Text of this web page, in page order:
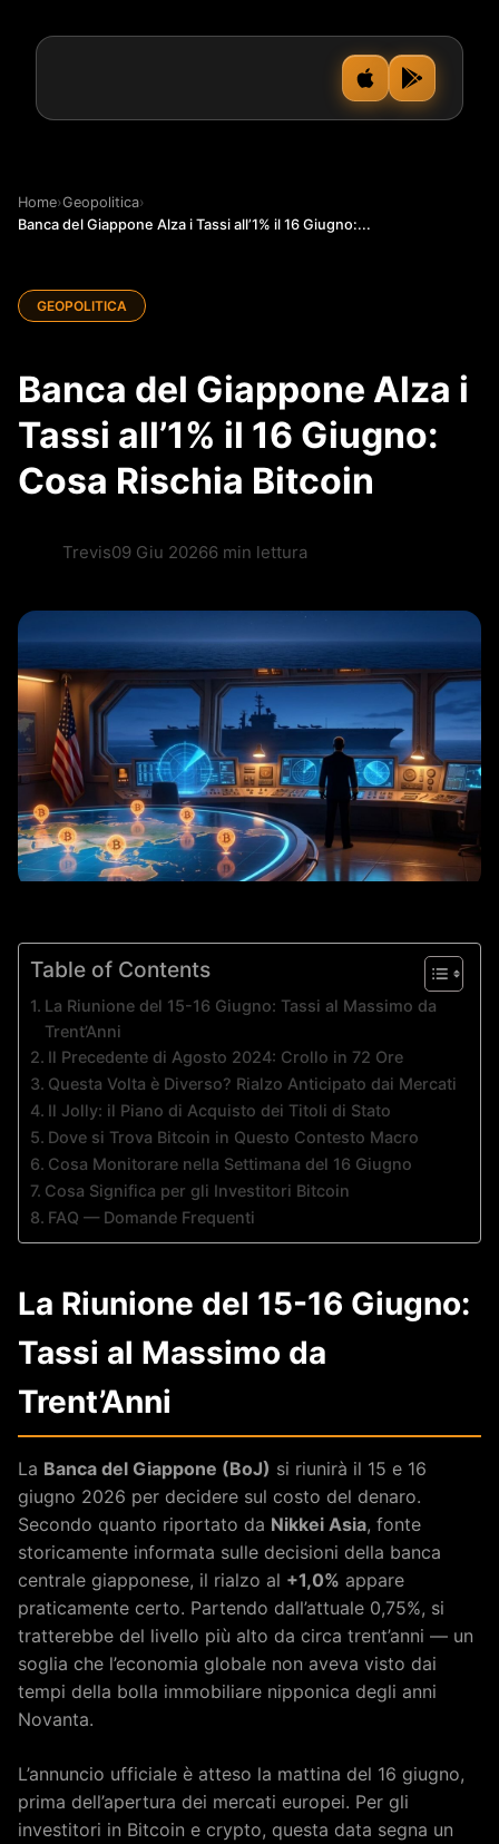
Home›Geopolitica›
Banca del Giappone Alza i Tassi all’1% il 16 Giugno:...
GEOPOLITICA
Banca del Giappone Alza i
Tassi all’1% il 16 Giugno:
Cosa Rischia Bitcoin
Trevis09 Giu 20266 min lettura
Table of Contents
La Riunione del 15-16 Giugno: Tassi al Massimo da
Trent’Anni
Il Precedente di Agosto 2024: Crollo in 72 Ore
Questa Volta è Diverso? Rialzo Anticipato dai Mercati
Il Jolly: il Piano di Acquisto dei Titoli di Stato
Dove si Trova Bitcoin in Questo Contesto Macro
Cosa Monitorare nella Settimana del 16 Giugno
Cosa Significa per gli Investitori Bitcoin
FAQ — Domande Frequenti
La Riunione del 15-16 Giugno:
Tassi al Massimo da
Trent’Anni
La Banca del Giappone (BoJ) si riunirà il 15 e 16
giugno 2026 per decidere sul costo del denaro.
Secondo quanto riportato da Nikkei Asia, fonte
storicamente informata sulle decisioni della banca
centrale giapponese, il rialzo al +1,0% appare
praticamente certo. Partendo dall’attuale 0,75%, si
tratterebbe del livello più alto da circa trent’anni — un
soglia che l’economia globale non aveva visto dai
tempi della bolla immobiliare nipponica degli anni
Novanta.
L’annuncio ufficiale è atteso la mattina del 16 giugno,
prima dell’apertura dei mercati europei. Per gli
investitori in Bitcoin e crypto, questa data segna un